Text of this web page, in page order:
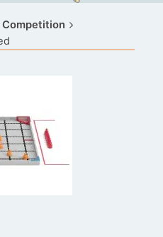
Competition